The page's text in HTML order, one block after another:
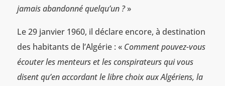
jamais abandonné quelqu’un ?»
Le 29 janvier 1960, il déclare encore, à destination
des habitants de l’Algérie : « Comment pouvez-vous
écouter les menteurs et les conspirateurs qui vous
disent qu’en accordant le libre choix aux Algériens, la